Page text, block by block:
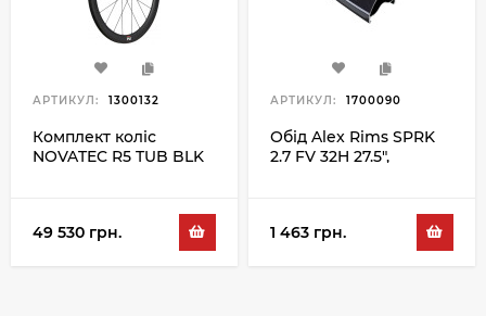
АРТИКУЛ: 1300132
Комплект коліс
NOVATEC R5 TUB BLK
49 530 грн.
АРТИКУЛ: 1700090
Обід Alex Rims SPRK
2.7 FV 32H 27.5",
1 463 грн.